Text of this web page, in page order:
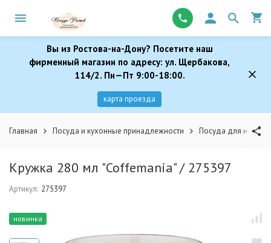
Вы из Ростова-на-Дону? Посетите наш
фирменный магазин по адресу: ул. Щербакова,
114/2. Пн—Пт 9:00-18:00.
карта проезда
Главная Посуда и кухонные принадлежности Посуда для
Кружка 280 мл "Coffemania" / 275397
Артикул: 275397
новинка